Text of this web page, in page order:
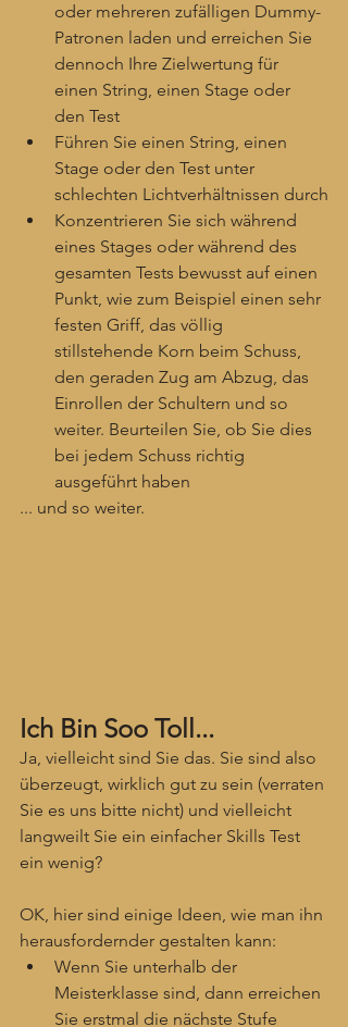
oder mehreren zufälligen Dummy-
Patronen laden und erreichen Sie
dennoch Ihre Zielwertung für
einen String, einen Stage oder
den Test
Führen Sie einen String, einen
Stage oder den Test unter
schlechten Lichtverhältnissen durch
Konzentrieren Sie sich während
eines Stages oder während des
gesamten Tests bewusst auf einen
Punkt, wie zum Beispiel einen sehr
festen Griff, das völlig
stillstehende Korn beim Schuss,
den geraden Zug am Abzug, das
Einrollen der Schultern und so
weiter. Beurteilen Sie, ob Sie dies
bei jedem Schuss richtig
ausgeführt haben
... und so weiter.
Ich Bin Soo Toll...
Ja, vielleicht sind Sie das. Sie sind also
überzeugt, wirklich gut zu sein (verraten
Sie es uns bitte nicht) und vielleicht
langweilt Sie ein einfacher Skills Test
ein wenig?
OK, hier sind einige Ideen, wie man ihn
herausfordernder gestalten kann:
Wenn Sie unterhalb der
Meisterklasse sind, dann erreichen
Sie erstmal die nächste Stufe